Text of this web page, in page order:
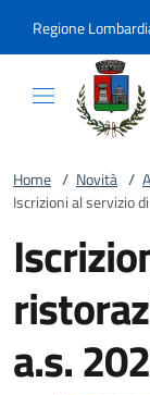
Regione
Home / Novità /
Iscrizioni al servizio
a.s.